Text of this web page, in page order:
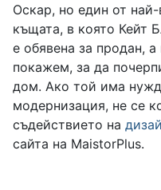
Оскар, но един от
къщата, в която Кейт
е обявена за продан,
покажем, за да
дом. Ако той има
модернизация, не се
съдействието на
сайта на MaistorPlus.